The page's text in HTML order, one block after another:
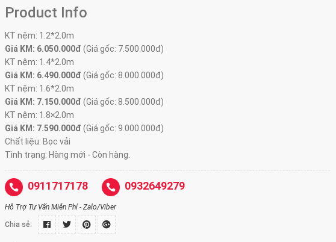
Product Info
KT nệm: 1.2*2.0m
Giá KM: 6.050.000đ (Giá gốc: 7.500.000đ)
KT nệm: 1.4*2.0m
Giá KM: 6.490.000đ (Giá gốc: 8.000.000đ)
KT nệm: 1.6*2.0m
Giá KM: 7.150.000đ (Giá gốc: 8.500.000đ)
KT nệm: 1.8×2.0m
Giá KM: 7.590.000đ (Giá gốc: 9.000.000đ)
Chất liệu: Bọc vải
Tình trạng: Hàng mới - Còn hàng.
0911717178 0932649279
Hỗ Trợ Tư Vấn Miễn Phí - Zalo/Viber
Chia sẻ: